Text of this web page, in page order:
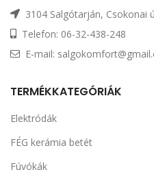
3104 Salgótarján, Csokonai
Telefon: 06-32-438-248
E-mail:
TERMÉKKATEGÓRIÁK
Elektródák
FÉG kerámia betét
Fúvókák